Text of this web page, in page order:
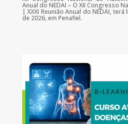
Anual do NEDAI – O XII Congresso
| XXXI Reunião Anual do NEDAI,
de 2026, em Penafiel.